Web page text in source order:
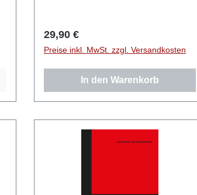
Regulärer Preis:
29,90 €
Preise inkl. MwSt. zzgl. Versandkosten
In den Warenkorb